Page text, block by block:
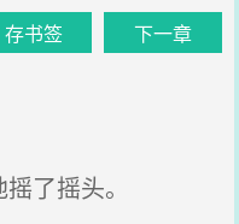
存书签 下一章
了摇头。